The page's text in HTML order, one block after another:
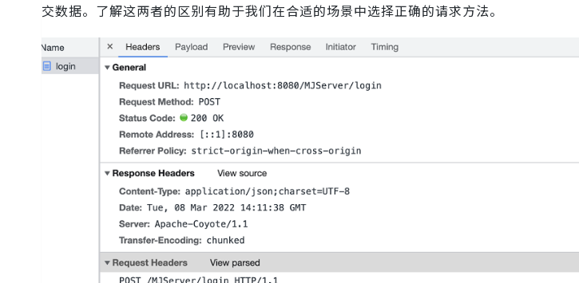
交数据。了解这两者的区别有助于我们在合适的场景中选择正确的请求方法。